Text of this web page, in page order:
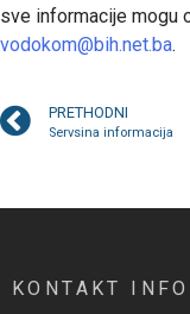
sve informacije mogu
vodokom@bih.net.ba.
PRETHODNI
Servsina informacija
KONTAKT INFO